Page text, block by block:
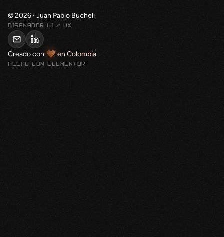
© 2026 · Juan Pablo Bucheli
DISEÑADOR UI / UX
Creado con en Colombia
HECHO CON ELEMENTOR